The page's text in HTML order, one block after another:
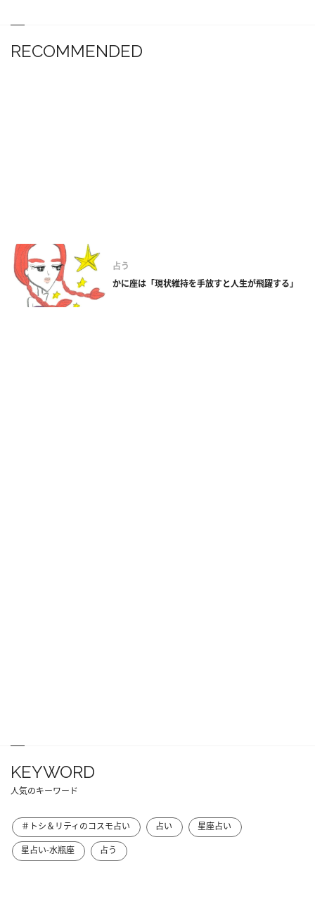
RECOMMENDED
占う
かに座は「現状維持を手放すと人生が飛躍する」
KEYWORD
人気のキーワード
＃トシ＆リティのコスモ占い 占い
星座占い
星占い-水瓶座
占う